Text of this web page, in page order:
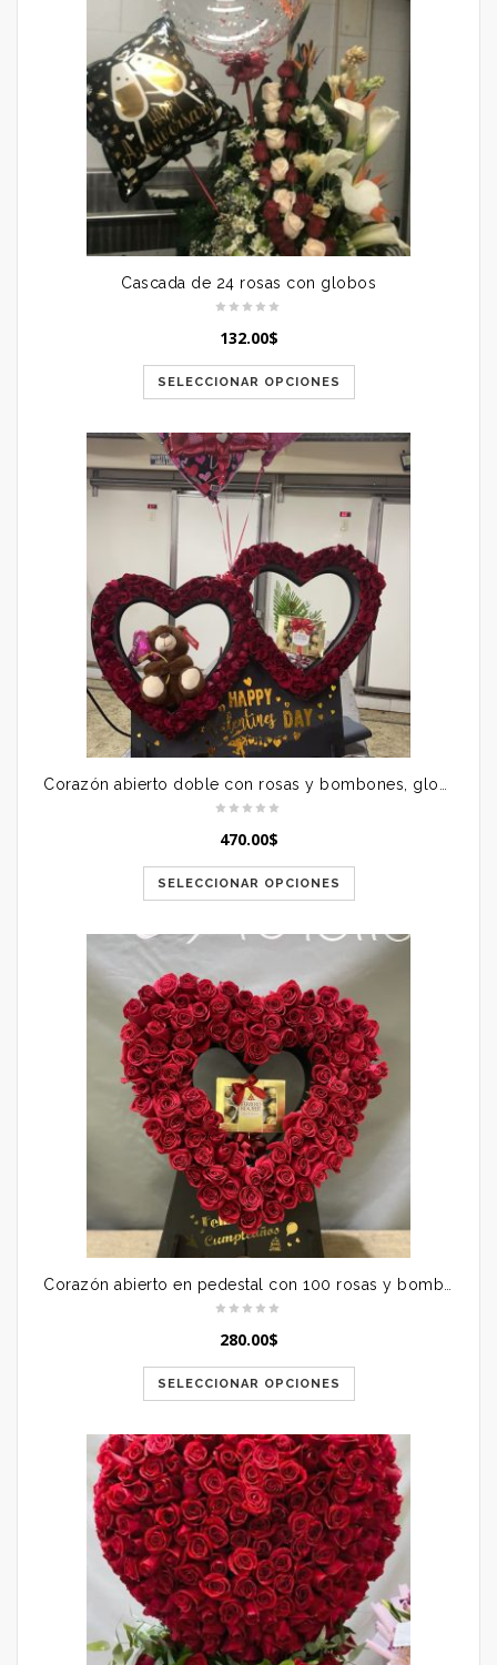
Cascada de 24 rosas con globos
132.00$
SELECCIONAR OPCIONES
470.00$
SELECCIONAR OPCIONES
280.00$
SELECCIONAR OPCIONES